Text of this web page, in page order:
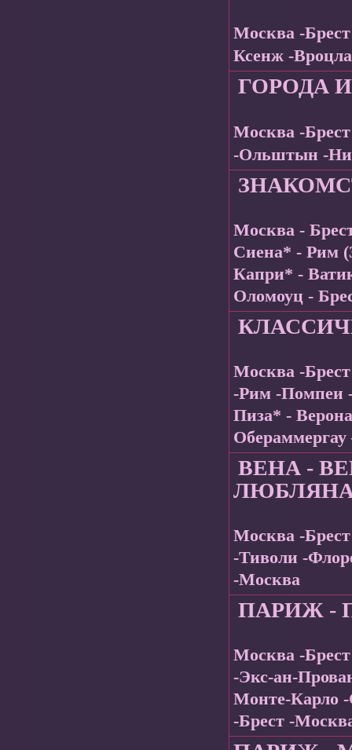
Москва -
Ксенж -
ГОРОДА
Москва -
-Ольштын -
Москва -
Сиена* - Рим
Капри* -
Оломоуц -
Москва -
-Рим -Помпеи
Пиза* -
ВЕНА -
Москва -
-Тиволи -
-Москва
ПАРИЖ -
Москва -
-Экс-ан-
Монте-Карло
-Брест -